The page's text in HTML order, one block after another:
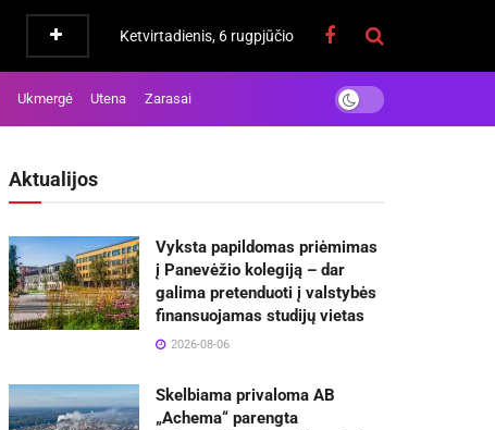
Ketvirtadienis, 6 rugpjūčio
Ukmergė Utena Zarasai
Aktualijos
Vyksta papildomas priėmimas
į Panevėžio kolegiją – dar
galima pretenduoti į valstybės
finansuojamas studijų vietas
2026-08-06
Skelbiama privaloma AB
„Achema“ parengta